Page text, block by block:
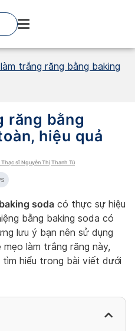
trắng răng bằng baking
răng bằng
hiệu quả
sĩ Nguyễn Thị Thanh Tú
soda có thực sự hiệu
bằng baking soda có
lưu ý bạn nên sử dụng
làm trắng răng này,
tìm hiểu trong bài viết dưới